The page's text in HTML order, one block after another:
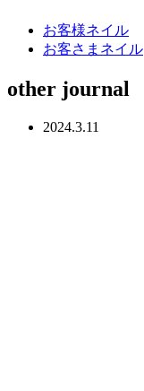
お客様ネイル
お客さまネイル
other journal
2024.3.11